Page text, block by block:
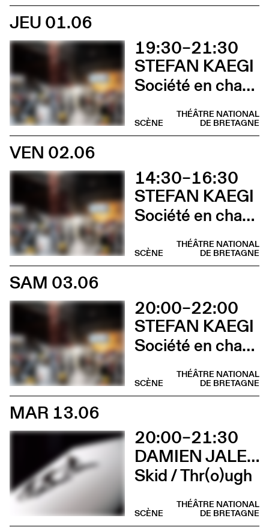
JEU 01.06
19:30–21:30
STEFAN KAEGI
Société en chantier
THÉÂTRE NATIONAL
DE BRETAGNE
SCÈNE
VEN 02.06
14:30–16:30
STEFAN KAEGI
Société en chantier
THÉÂTRE NATIONAL
DE BRETAGNE
SCÈNE
SAM 03.06
20:00–22:00
STEFAN KAEGI
Société en chantier
THÉÂTRE NATIONAL
DE BRETAGNE
SCÈNE
MAR 13.06
20:00–21:30
DAMIEN JALET BALLET DU GRAND THÉÂTRE DE GENÈVE
Skid / Thr(o)ugh
THÉÂTRE NATIONAL
DE BRETAGNE
SCÈNE